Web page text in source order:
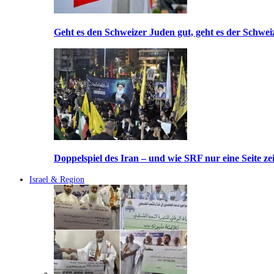
Geht es den Schweizer Juden gut, geht es der
Doppelspiel des Iran – und wie SRF nur eine Seite
Israel & Region